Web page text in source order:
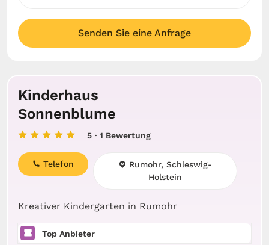
Senden Sie eine Anfrage
Kinderhaus
Sonnenblume
5 · 1 Bewertung
Kreativer Kindergarten in Rumohr
Telefon
Rumohr, Schleswig-
Holstein
Top Anbieter